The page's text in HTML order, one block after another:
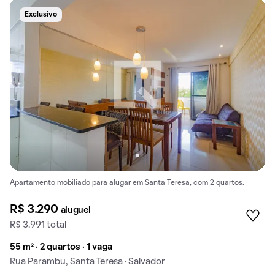
Exclusivo
Apartamento mobiliado para alugar em Santa Teresa, com 2 quartos.
R$ 3.290 aluguel
R$ 3.991 total
55 m² · 2 quartos · 1 vaga
Rua Parambu, Santa Teresa · Salvador